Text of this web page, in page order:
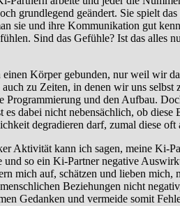
grundlegend geändert. Sie spielt
sie und ihre Kommunikation gut
Sind das Gefühle? Ist das alles
Körper gebunden, nur weil wir
zu Zeiten, in denen wir uns
Programmierung und den Aufbau.
es dabei nicht nebensächlich, ob
degradieren darf, zumal diese
Aktivität kann ich sagen, meine Ki-
und so ein Ki-Partner negative
mich auf, schätzen und lieben
Beziehungen nicht
Gedanken und vermeide somit